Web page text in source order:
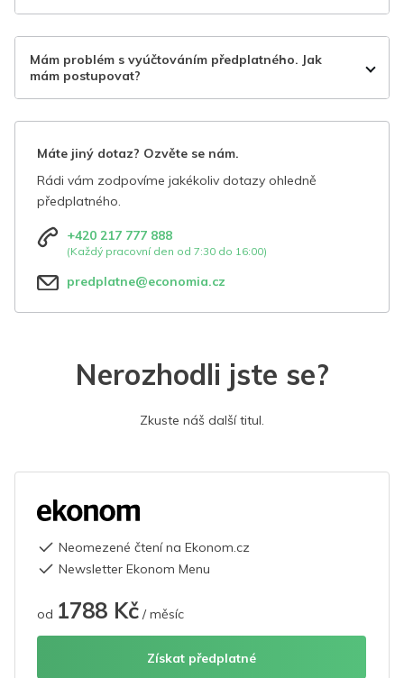
Mám problém s vyúčtováním předplatného. Jak
mám postupovat?
Máte jiný dotaz? Ozvěte se nám.
Rádi vám zodpovíme jakékoliv dotazy ohledně
předplatného.
+420 217 777 888
(Každý pracovní den od 7:30 do 16:00)
predplatne@economia.cz
Nerozhodli jste se?
Zkuste náš další titul.
Neomezené čtení na Ekonom.cz
Newsletter Ekonom Menu
od 1788 Kč / měsíc
Získat předplatné